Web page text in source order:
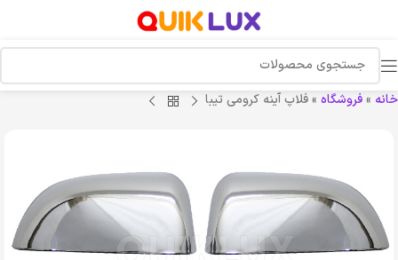
خانه »فروشگاه »فلاپ آینه کرومی تیبا